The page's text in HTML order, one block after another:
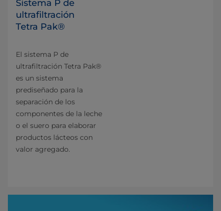
Sistema P de
ultrafiltración
Tetra Pak®
El sistema P de
ultrafiltración Tetra Pak®
es un sistema
prediseñado para la
separación de los
componentes de la leche
o el suero para elaborar
productos lácteos con
valor agregado.